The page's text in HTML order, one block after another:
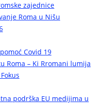
zajednice
Roma u Nišu
Covid 19
Roma – Ki Rromani lumija
podrška EU medijima u